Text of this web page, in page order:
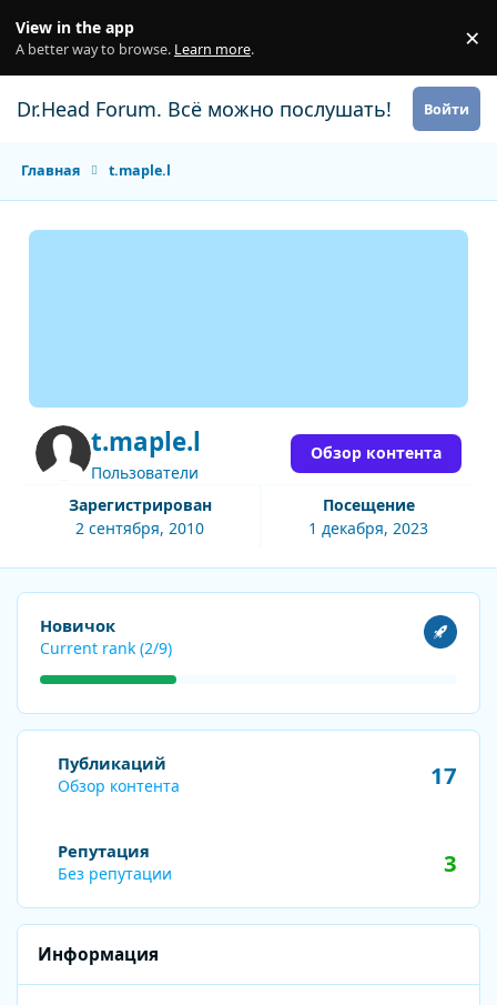
View in the app
A better way to browse. Learn more. ×
Dr.Head Forum. Всё можно послушать! Войти
Главная t.maple.l
t.maple.l
Пользователи
Зарегистрирован
2 сентября, 2010
Посещение
1 декабря, 2023
Обзор контента
Посмотреть все
Новичок
Current rank (2/9)
Обзор контента
Публикаций
Обзор контента 17
Репутация
Без репутации 3
Информация